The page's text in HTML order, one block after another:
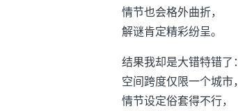
情节也会格外曲折，
解谜肯定精彩纷呈。
结果我却是大错特错了：
空间跨度仅限一个城市，
情节设定俗套得不行，